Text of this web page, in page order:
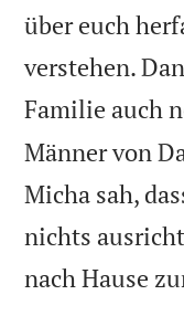
über euch
verstehen.
Familie auch
Männer von
Micha sah,
nichts
nach Hause